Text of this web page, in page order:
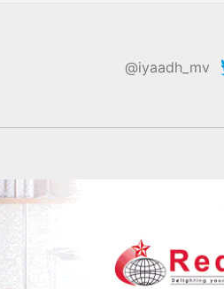
@iyaadh_mv